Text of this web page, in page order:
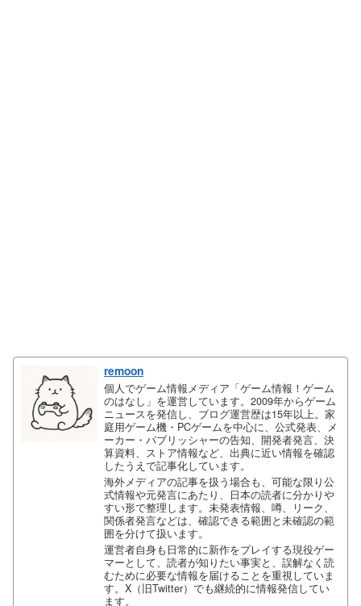
remoon
個人でゲーム情報メディア「ゲーム情報！ゲーム
のはなし」を運営しています。2009年からゲーム
ニュースを発信し、ブログ運営歴は15年以上。家
庭用ゲーム機・PCゲームを中心に、公式発表、メ
ーカー・パブリッシャーの告知、開発者発言、決
算資料、ストア情報など、出典に近い情報を確認
したうえで記事化しています。
海外メディアの記事を扱う場合も、可能な限り公
式情報や元発言にあたり、日本の読者に分かりや
すい形で整理します。未発表情報、噂、リーク、
関係者発言などは、確認できる範囲と未確認の範
囲を分けて扱います。
運営者自身も日常的に新作をプレイする現役ゲー
マーとして、読者が知りたい事実と、誤解なく読
むために必要な情報を届けることを重視していま
す。X（旧Twitter）でも継続的に情報発信してい
ます。